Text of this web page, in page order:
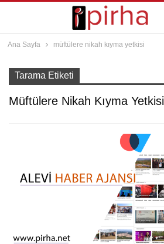
Ana Sayfa müftülere nikah kıyma yetkisi
Tarama Etiketi
Müftülere Nikah Kıyma Yetkisi